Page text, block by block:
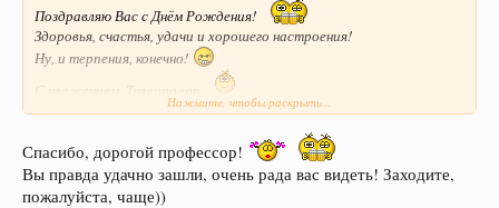
Поздравляю Вас с Днём Рождения!
Здоровья, счастья, удачи и хорошего настроения!
Ну, и терпения, конечно!
С уважением, Tragopogon
Нажмите, чтобы раскрыть...
Спасибо, дорогой профессор!
Вы правда удачно зашли, очень рада вас видеть! Заходите,
пожалуйста, чаще))